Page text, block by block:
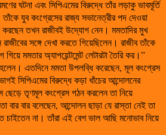
ঘটনা এবং সিপিএমের বিরুদ্ধে তাঁর লড়াকু ভাবমূর্তি
যুব কংগ্রেসের রাজ্য সভানেত্রীর পদ দেওয়া
করছেন তখন রাজীবই উদ্যোগ নেন। মমতাদির মুখ
সঙ্গে দেখা করতে গিয়েছিলেন। রাজীব তাঁকে
মমতার অ্যাপয়েন্টমেন্ট লেটারটা তৈরি কর।”
এতদিনে মমতা উপলব্ধি করেছেন, মূল কংগ্রেস
সিপিএমের বিরুদ্ধে কড়া ধাঁচের আন্দোলনের
ছেড়ে তৃণমূল কংগ্রেস গঠন করলেন তা নিয়ে
বার বার বলেছেন, আন্দোলন ছাড়া যে রাস্তা নেই তা
চাইতেন না। তাঁরা এই বেশ ভাল আছি মনোভাব নিয়ে